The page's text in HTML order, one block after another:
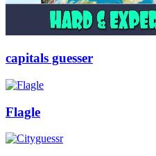
capitals guesser
Flagle